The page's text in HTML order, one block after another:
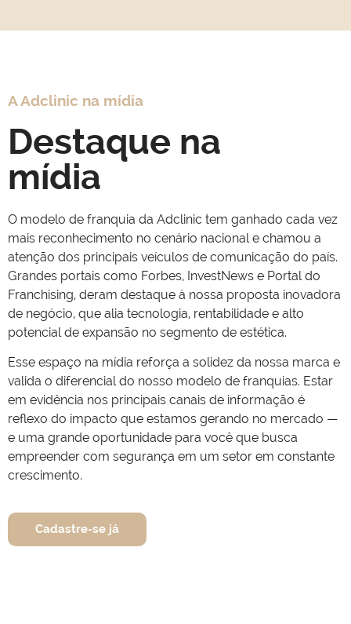
A Adclinic na mídia
Destaque na
mídia
O modelo de franquia da Adclinic tem ganhado cada vez
mais reconhecimento no cenário nacional e chamou a
atenção dos principais veículos de comunicação do país.
Grandes portais como Forbes, InvestNews e Portal do
Franchising, deram destaque à nossa proposta inovadora
de negócio, que alia tecnologia, rentabilidade e alto
potencial de expansão no segmento de estética.
Esse espaço na mídia reforça a solidez da nossa marca e
valida o diferencial do nosso modelo de franquias. Estar
em evidência nos principais canais de informação é
reflexo do impacto que estamos gerando no mercado —
e uma grande oportunidade para você que busca
empreender com segurança em um setor em constante
crescimento.
Cadastre-se já